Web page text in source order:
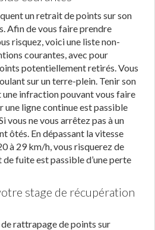
un retrait de points sur son
Afin de vous faire prendre
risquez, voici une liste non-
courantes, avec pour
potentiellement retirés. Vous
sur un terre-plein. Tenir son
une infraction pouvant vous faire
une ligne continue est passible
vous ne vous arrêtez pas à un
ôtés. En dépassant la vitesse
à 29 km/h, vous risquerez de
fuite est passible d’une perte
stage de récupération
rattrapage de points sur